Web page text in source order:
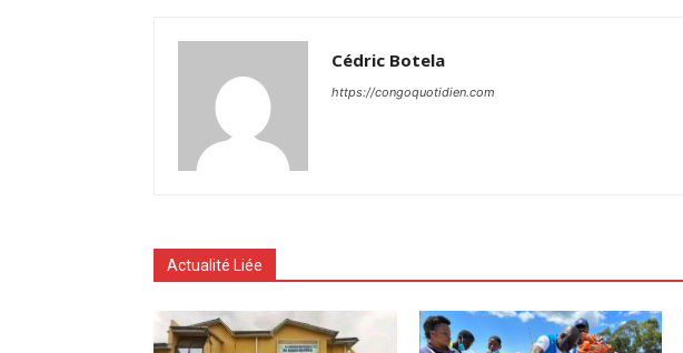
Cédric Botela
https://congoquotidien.com
Actualité Liée